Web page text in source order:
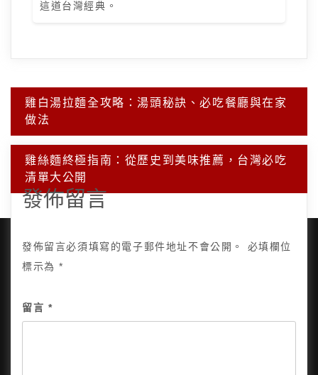
這道台灣經典。
文
章
導
覽
雞白湯拉麵全攻略：湯頭秘訣、必吃餐廳與在家
做法
雞絲麵終極指南：從歷史到美味推薦，台灣必吃
清單大公開
發佈留言
發佈留言必須填寫的電子郵件地址不會公開。
必填欄位
標示為*
留言 *